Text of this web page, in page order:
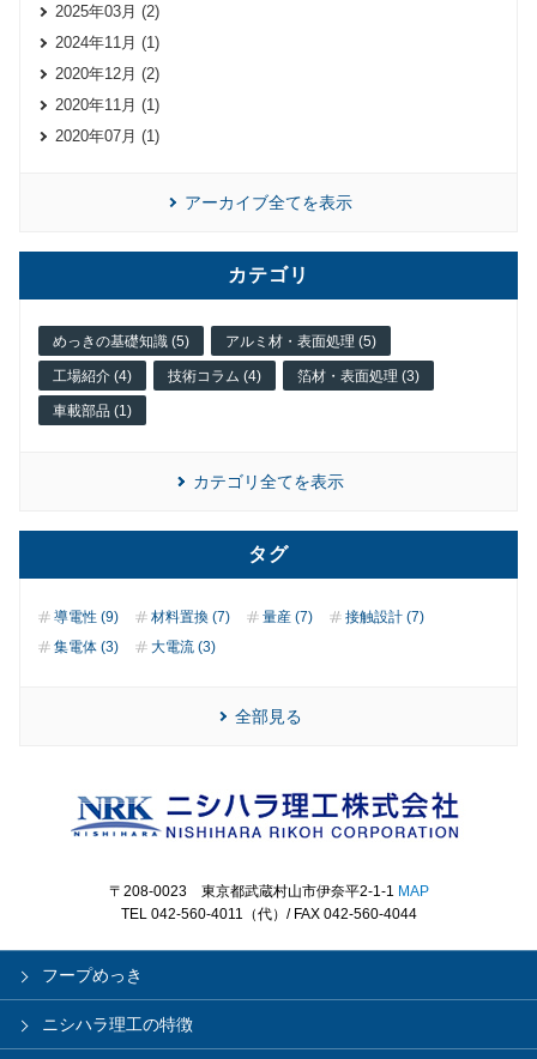
2025年03月 (2)
2024年11月 (1)
2020年12月 (2)
2020年11月 (1)
2020年07月 (1)
アーカイブ全てを表示
カテゴリ
めっきの基礎知識 (5) アルミ材・表面処理 (5)
工場紹介 (4) 技術コラム (4) 箔材・表面処理 (3)
車載部品 (1)
カテゴリ全てを表示
タグ
導電性 (9) 材料置換 (7) 量産 (7)
接触設計 (7)
集電体 (3)
大電流 (3)
全部見る
〒208-0023 東京都武蔵村山市伊奈平2-1-1 MAP
TEL 042-560-4011（代）/ FAX 042-560-4044
フープめっき
ニシハラ理工の特徴